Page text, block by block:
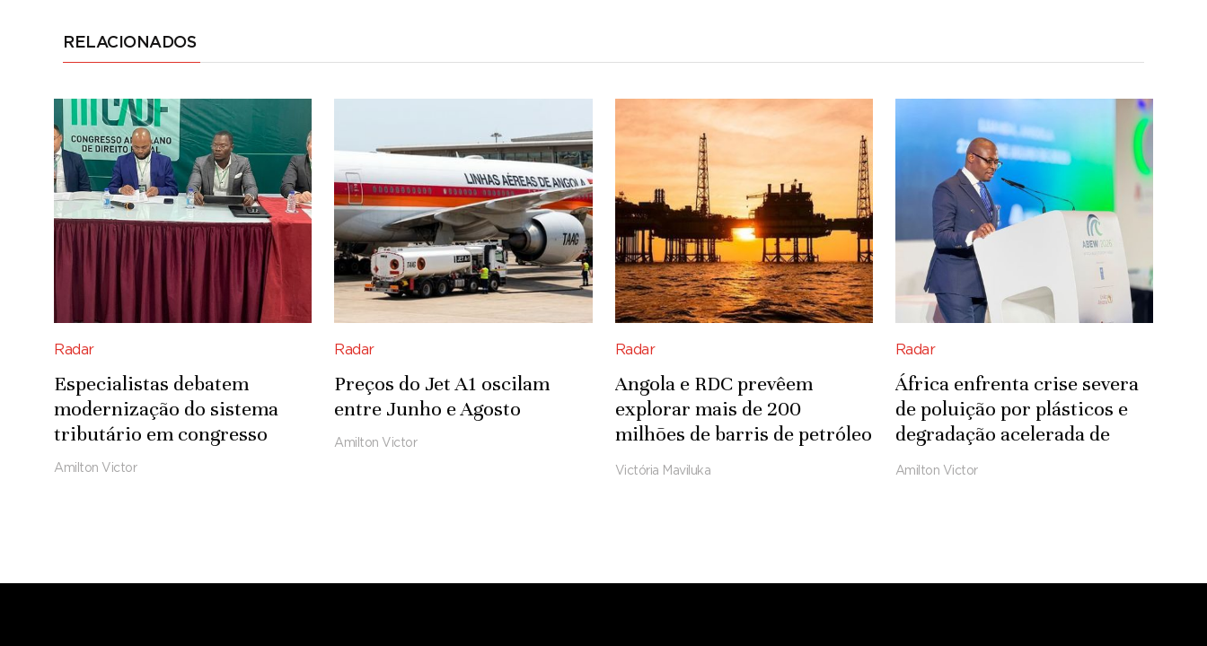
RELACIONADOS
Radar
Especialistas debatem
modernização do sistema
tributário em congresso
Amilton Victor
Radar
Preços do Jet A1 oscilam
entre Junho e Agosto
Amilton Victor
Radar
Angola e RDC prevêem
explorar mais de 200
milhões de barris de petróleo
em concessão
Victória Maviluka
Radar
África enfrenta crise severa
de poluição por plásticos e
degradação acelerada de
ecossistemas
Amilton Victor